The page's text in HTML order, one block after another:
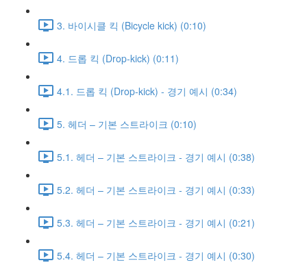
3. 바이시클 킥 (Bicycle kick) (0:10)
4. 드롭 킥 (Drop-kick) (0:11)
4.1. 드롭 킥 (Drop-kick) - 경기 예시 (0:34)
5. 헤더 – 기본 스트라이크 (0:10)
5.1. 헤더 – 기본 스트라이크 - 경기 예시 (0:38)
5.2. 헤더 – 기본 스트라이크 - 경기 예시 (0:33)
5.3. 헤더 – 기본 스트라이크 - 경기 예시 (0:21)
5.4. 헤더 – 기본 스트라이크 - 경기 예시 (0:30)